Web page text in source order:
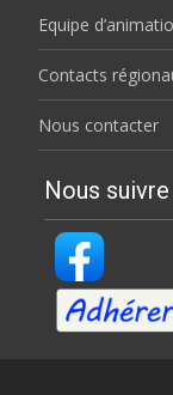
Equipe
Contacts
Nous contacter
Nous suivre